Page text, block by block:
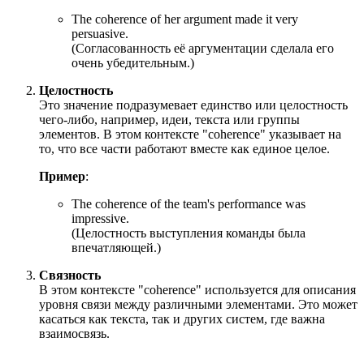
The coherence of her argument made it very
persuasive.
(Согласованность её аргументации сделала его
очень убедительным.)
Целостность
Это значение подразумевает единство или целостность
чего-либо, например, идеи, текста или группы
элементов. В этом контексте "coherence" указывает на
то, что все части работают вместе как единое целое.
Пример:
The coherence of the team's performance was
impressive.
(Целостность выступления команды была
впечатляющей.)
Связность
В этом контексте "coherence" используется для описания
уровня связи между различными элементами. Это может
касаться как текста, так и других систем, где важна
взаимосвязь.